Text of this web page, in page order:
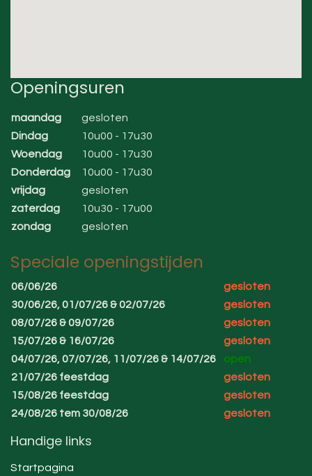
Openingsuren
maandag
gesloten
Dindag
10u00 - 17u30
Woendag
10u00 - 17u30
Donderdag
10u00 - 17u30
vrijdag
gesloten
zaterdag
10u30 - 17u00
zondag
gesloten
Speciale openingstijden
06/06/26
gesloten
30/06/26, 01/07/26 & 02/07/26
gesloten
08/07/26 & 09/07/26
gesloten
15/07/26 & 16/07/26
gesloten
04/07/26, 07/07/26, 11/07/26 & 14/07/26
open
21/07/26 feestdag
gesloten
15/08/26 feestdag
gesloten
24/08/26 tem 30/08/26
gesloten
Handige links
Startpagina